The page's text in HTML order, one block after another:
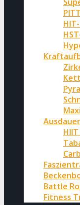
Ausdauer
Battle
Fitness